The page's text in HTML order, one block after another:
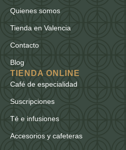
Quienes somos
Tienda en Valencia
Contacto
Blog
TIENDA ONLINE
Café de especialidad
Suscripciones
Té e infusiones
Accesorios y cafeteras